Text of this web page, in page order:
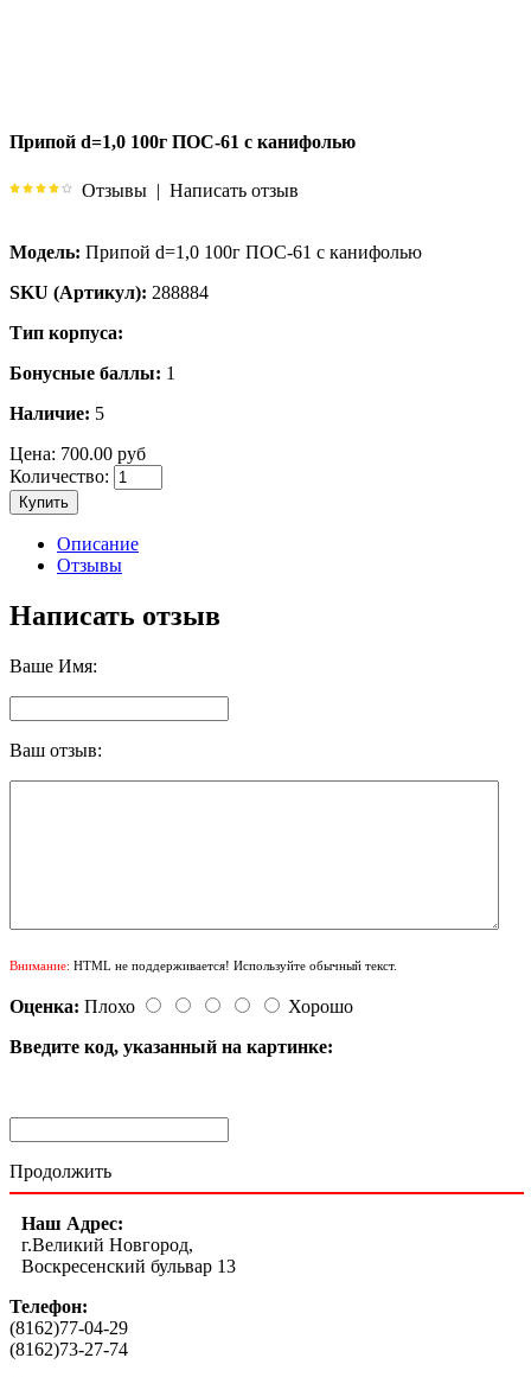
Припой d=1,0 100г ПОС-61 с канифолью
Отзывы | Написать отзыв
Модель: Припой d=1,0 100г ПОС-61 с канифолью
SKU (Артикул): 288884
Тип корпуса:
Бонусные баллы: 1
Наличие: 5
Цена: 700.00 руб
Количество:
Купить
Описание
Отзывы
Написать отзыв
Ваше Имя:
Ваш отзыв:
Внимание: HTML не поддерживается! Используйте обычный текст.
Оценка: Плохо
Хорошо
Введите код, указанный на картинке:
Продолжить
Наш Адрес:
г.Великий Новгород,
Воскресенский бульвар 13
Телефон:
(8162)77-04-29
(8162)73-27-74